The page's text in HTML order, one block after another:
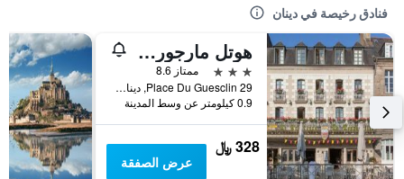
فنادق رخيصة في دينان
هوتل مارجوريت
3 نجوم
ممتاز 8.6
29 Place Du Guesclin, دينان, منطقة بريتاني, فرنسا
0.9 كيلومتر عن وسط المدينة
328 ﷼
عرض الصفقة